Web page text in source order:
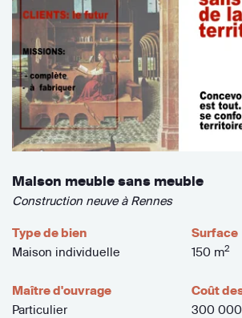
Maison meuble sans meuble
Construction neuve à Rennes
Type de bien
Maison individuelle
Surface
150 m2
Maître d'ouvrage
Particulier
Coût
300